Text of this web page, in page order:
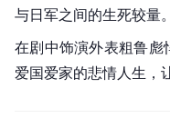
与日军之间的生死较量
在剧中饰演外表粗鲁
爱国爱家的悲情人生，